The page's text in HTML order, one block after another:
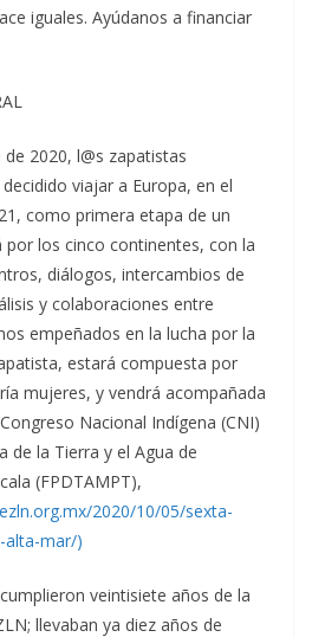
iguales. Ayúdanos a financiar
2020, l@s zapatistas
viajar a Europa, en el
como primera etapa de un
los cinco continentes, con la
diálogos, intercambios de
y colaboraciones entre
empeñados en la lucha por la
estará compuesta por
mujeres, y vendrá acompañada
Nacional Indígena (CNI)
de la Tierra y el Agua de
(FPDTAMPT),
2020/10/05/sexta-
alta-mar/)
veintisiete años de la
llevaban ya diez años de